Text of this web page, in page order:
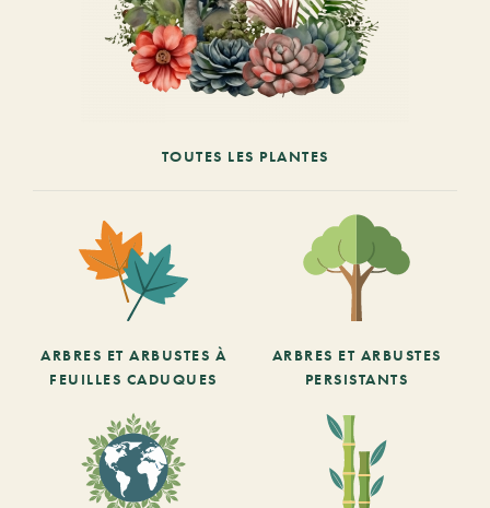
TOUTES LES PLANTES
ARBRES ET ARBUSTES À
FEUILLES CADUQUES
ARBRES ET ARBUSTES
PERSISTANTS